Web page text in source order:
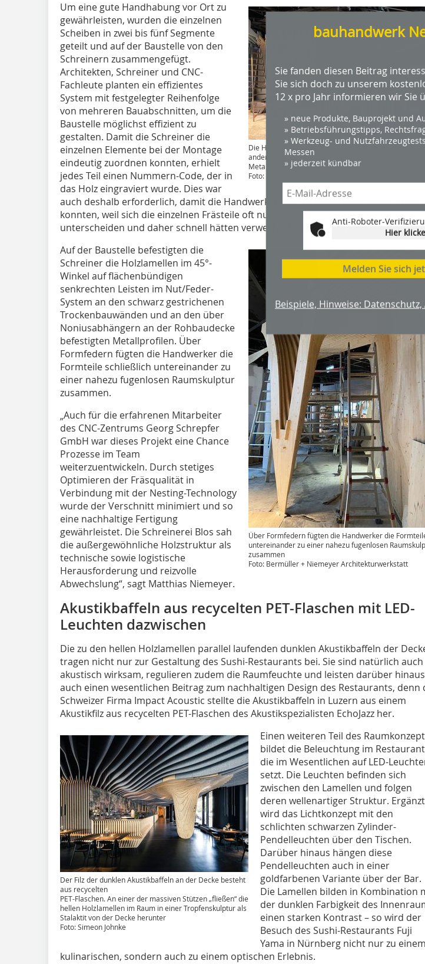
Die Holzlamellen befestigten die Schreiner unter
anderem an abgehängten schwarz lackierten
Metallprofilen
Foto: Bermüller + Niemeyer Architekturwerkstatt
Um eine gute Handhabung vor Ort zu
gewährleisten, wurden die einzelnen
Scheiben in zwei bis fünf Segmente
geteilt und auf der Baustelle von den
Schreinern zusammengefügt.
Architekten, Schreiner und CNC-
Fachleute planten ein effizientes
System mit festgelegter Reihenfolge
von mehreren Bauabschnitten, um die
Baustelle möglichst effizient zu
gestalten. Damit die Schreiner die
einzelnen Elemente bei der Montage
eindeutig zuordnen konnten, erhielt
jedes Teil einen Nummern-Code, der in
das Holz eingraviert wurde. Dies war
auch deshalb erforderlich, damit die Handwerker die Platten eindeutig zuordnen
konnten, weil sich die einzelnen Frästeile oft nur um wenige Millimeter
unterscheiden und daher schnell hätten verwechselt werden können.
Über Formfedern fügten die Handwerker die
untereinander zu einer nahezu fugenlosen
zusammen
Foto: Bermüller + Niemeyer Architekturwerkstatt
Auf der Baustelle befestigten die
Schreiner die Holzlamellen im 45°-
Winkel auf flächenbündigen
senkrechten Leisten im Nut/Feder-
System an den schwarz gestrichenen
Trockenbauwänden und an den über
Noniusabhängern an der Rohbaudecke
befestigten Metallprofilen. Über
Formfedern fügten die Handwerker die
Formteile schließlich untereinander zu
einer nahezu fugenlosen Raumskulptur
zusammen.
„Auch für die erfahrenen Mitarbeiter
des CNC-Zentrums Georg Schrepfer
GmbH war dieses Projekt eine Chance
Prozesse im Team
weiterzuentwickeln. Durch stetiges
Optimieren der Fräsqualität in
Verbindung mit der Nesting-Technology
wurde der Verschnitt minimiert und so
eine nachhaltige Fertigung
gewährleistet. Die Schreinerei Blos sah
die außergewöhnliche Holzstruktur als
technische sowie logistische
Herausforderung und reizvolle
Abwechslung“, sagt Matthias Niemeyer.
Akustikbaffeln aus recycelten PET-Flaschen mit LED-
Leuchten dazwischen
Die zu den hellen Holzlamellen parallel laufenden dunklen Akustikbaffeln der
tragen nicht nur zur Gestaltung des Sushi-Restaurants bei. Sie sind natürlich auch
akustisch wirksam, regulieren zudem die Raumfeuchte und leisten darüber hinaus
auch einen wesentlichen Beitrag zum nachhaltigen Design des Restaurants, denn
Schweizer Firma Impact Acoustic stellte die Akustikbaffeln in Luzern aus einem
Akustikfilz aus recycelten PET-Flaschen des Akustikspezialisten EchoJazz her.
Der Filz der dunklen Akustikbaffeln an der Decke besteht
aus recycelten
PET-Flaschen. An einer der massiven Stützen „fließen“ die
hellen Holzlamellen im Raum in einer Tropfenskulptur als
Stalaktit von der Decke herunter
Foto: Simeon Johnke
Einen weiteren Teil des
bildet die Beleuchtung im
die im Wesentlichen auf LED-
setzt. Die Leuchten befinden sich
zwischen den Lamellen und folgen
deren wellenartiger Struktur. Ergänzt
wird das Lichtkonzept mit den
schlichten schwarzen Zylinder-
Pendelleuchten über den Tischen.
Darüber hinaus hängen diese
Pendelleuchten auch in einer
goldfarbenen Variante über der Bar.
Die Lamellen bilden in Kombination
der dunklen Farbigkeit des
einen starken Kontrast – so wird der
Besuch des Sushi-Restaurants Fuji
Yama in Nürnberg nicht nur zu einem
kulinarischen, sondern auch zu einem optischen Erlebnis.
bauhandwerk
Sie fanden diesen Beitrag
Sie sich doch zu unserem
12 x pro Jahr informieren wir Sie
» neue Produkte, Bauprojekt und
» Betriebsführungstipps,
» Werkzeug- und
Messen
» jederzeit kündbar
Anti-Roboter-
Hier
Melden Sie sich
Beispiele, Hinweise: